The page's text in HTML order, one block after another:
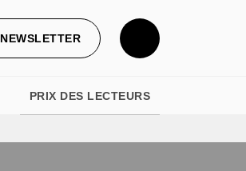
NEWSLETTER
PRIX DES LECTEURS